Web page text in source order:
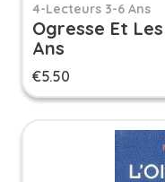
4-Lecteurs 3-6 Ans
Ogresse Et
Ans
€5.50